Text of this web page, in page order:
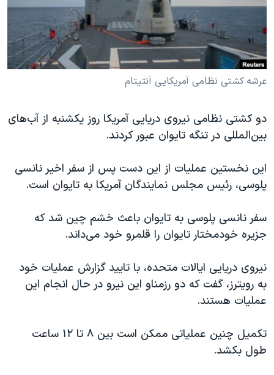
فرهنگ و زندگی
حقوق شهروندی
اقتصادی
علم و فناوری
گالری عکس
آرشیو پخش زنده
انتخابات ریاست جمهوری آمریکا ۲۰۲۴
حمله جمهوری اسلامی به اسرائیل
رمز مهسا
اعتراضات زن، زندگی، آزادی
مجموعه مستندهای دادخواهی
تریبونال مردمی آبان ۹۸
دادگاه حمید نوری
قانون شفافیت دارائی کادر رهبری ایران
اسرائیل در جنگ
نرگس محمدی برنده جایزه نوبل صلح
صفحه‌های ویژه
دنبال کنید
عرشه کشتی نظامی آمریکایی آنتیتام
دو کشتی نظامی نیروی دریایی آمریکا روز یکشنبه از آب‌های
بین‌المللی در تنگه تایوان عبور کردند.
این نخستین عملیات از این دست پس از سفر اخیر نانسی
پلوسی، رئیس مجلس نمایندگان آمریکا به تایوان است.
سفر نانسی پلوسی به تایوان باعث خشم چین شد که
جزیره خودمختار تایوان را قلمرو خود می‌داند.
نیروی دریایی ایالات متحده، با تایید گزارش عملیات خود
به رویترز، گفت که دو رزمناو این نیرو در حال انجام این
عملیات هستند.
تکمیل چنین عملیاتی ممکن است بین ۸ تا ۱۲ ساعت
طول بکشد.